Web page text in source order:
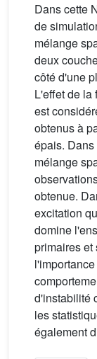
Dans cette
de
mélange
deux
côté d'une
L'effet de la
est
obtenus à
épais.
mélange
obtenue.
excitation
domine
primaires et
d'instabilité
les
également